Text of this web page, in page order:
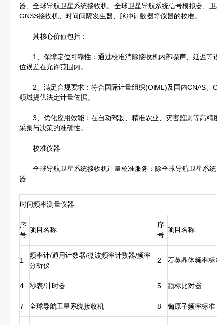
器、全球导航卫星系统接收机、全球卫星导航系统信号模拟器、
GNSS接收机、时间间隔发生器、脉冲计数器等仪器的校准。
其核心价值包括：
1、保障定位可靠性：通过校准消除接收机内部噪声、延迟等
位误差在允许范围内。
2、满足合规要求：符合国际计量组织(OIML)及国内CNAS、
领域提供法定计量依据。
3、优化应用效能：在自动驾驶、精准农业、灾害监测等高精
采集与决策的准确性。
校准仪器
全球导航卫星系统接收机计量校准服务：除全球导航卫星系统
器
时间频率测量仪器
序
号
项目名称
序
号
项目名称
1
频率计/通用计数器/微波频率计数器/频率
分析仪
2 石英晶体频率标
4 秒表/计时器 5 频标比对器
7 全球导航卫星系统接收机 8 铷原子频率标准